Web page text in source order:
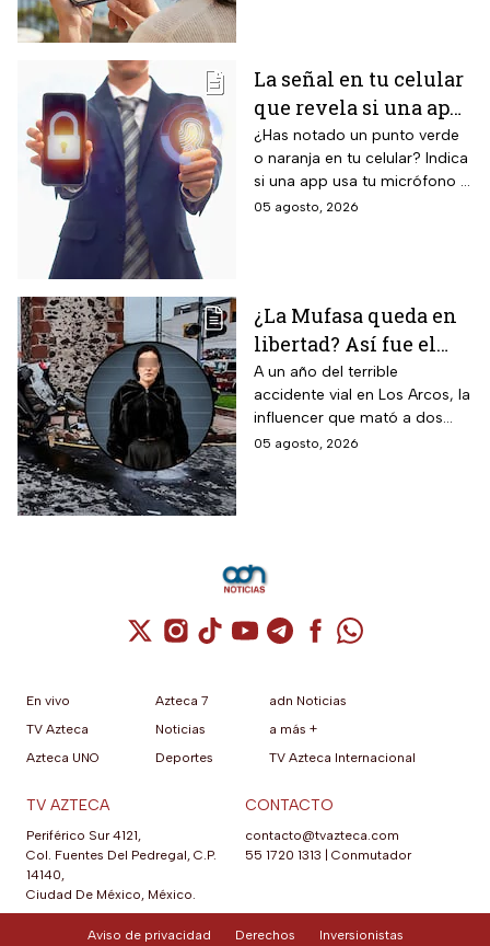
intereses
actualizaciones de sistema
operativo garantizadas y suite
completa de Galaxy AI con
inteligencia artificial integrada.
La señal en tu celular
que revela si una app
te está escuchando
¡No la ignores!
¿Has notado un punto verde
o naranja en tu celular? Indica
si una app usa tu micrófono o
cámara, clave para tu
05 agosto, 2026
¿La Mufasa queda en
libertad? Así fue el
aparatoso accidente
en Los Arcos de
Querétaro en el que
murieron 2 personas
A un año del terrible
accidente vial en Los Arcos, la
influencer que mató a dos
personas podría ser liberada
05 agosto, 2026
Cuenta de X / Twitter (se abre en una
Cuenta de Instagram (se abre en una
Cuenta de TikTok (se abre en
Cuenta de YouTube (se abre
Cuenta de Telegram (se
Cuenta de
Cuenta de
En vivo
TV Azteca
Azteca UNO
Azteca 7
Noticias
Deportes
adn Noticias
a más +
TV Azteca Internacional
TV AZTECA
Periférico Sur 4121,
Col. Fuentes Del Pedregal, C.P.
14140,
Ciudad De México, México.
CONTACTO
contacto@tvazteca.com
55 1720 1313
Conmutador
Aviso de privacidad Derechos Inversionistas